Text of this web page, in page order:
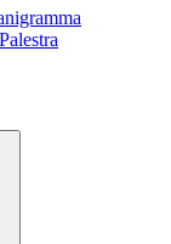
Palestra